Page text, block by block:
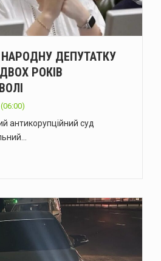
ДЕПУТАТКУ
РОКІВ
антикорупційний суд